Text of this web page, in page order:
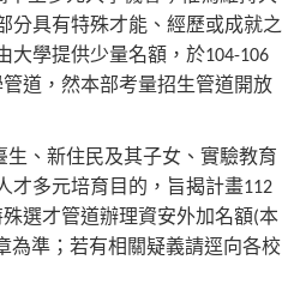
分具有特殊才能、經歷或成就之
大學提供少量名額，於104-106
道，然本部考量招生管道開放
、新住民及其子女、實驗教育
才多元培育目的，旨揭計畫112
選才管道辦理資安外加名額(本
為準；若有相關疑義請逕向各校